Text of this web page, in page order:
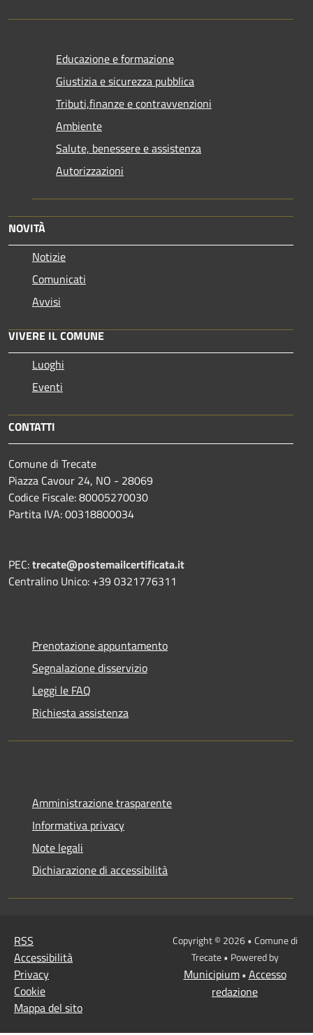
Educazione e formazione
Giustizia e sicurezza pubblica
Tributi,finanze e contravvenzioni
Ambiente
Salute, benessere e assistenza
Autorizzazioni
NOVITÀ
Notizie
Comunicati
Avvisi
VIVERE IL COMUNE
Luoghi
Eventi
CONTATTI
Comune di Trecate
Piazza Cavour 24, NO - 28069
Codice Fiscale: 80005270030
Partita IVA: 00318800034
PEC:trecate@postemailcertificata.it
Centralino Unico: +39 0321776311
Prenotazione appuntamento
Segnalazione disservizio
Leggi le FAQ
Richiesta assistenza
Amministrazione trasparente
Informativa privacy
Note legali
Dichiarazione di accessibilità
RSS
Accessibilità
Privacy
Cookie
Mappa del sito
Copyright © 2026 • Comune di
Trecate • Powered by
Municipium• Accesso
redazione